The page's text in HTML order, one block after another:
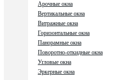
Арочные окна
Вертикальные окна
Витражные окна
Горизонтальные окна
Панорамные окна
Поворотно-откидные окна
Угловые окна
Эркерные окна